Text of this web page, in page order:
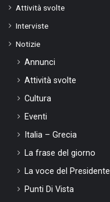
Attività svolte
Interviste
Notizie
Annunci
Attività svolte
Cultura
Eventi
Italia – Grecia
La frase del giorno
La voce del Presidente
Punti Di Vista